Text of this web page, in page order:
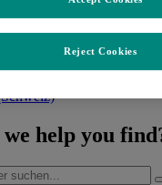
help you
Reject Cookies